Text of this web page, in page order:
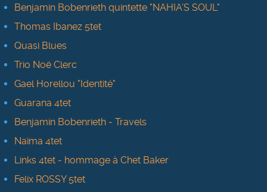
Benjamin Bobenrieth quintette "NAHIA'S SOUL"
Thomas Ibanez 5tet
Quasi Blues
Trio Noë Clerc
Gael Horellou "Identité"
Guarana 4tet
Benjamin Bobenrieth - Travels
Naïma 4tet
Links 4tet - hommage à Chet Baker
Felix ROSSY 5tet